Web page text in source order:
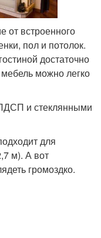
от встроенного
пол и потолок.
достаточно
можно легко
и стеклянными
для
м). А вот
громоздко.